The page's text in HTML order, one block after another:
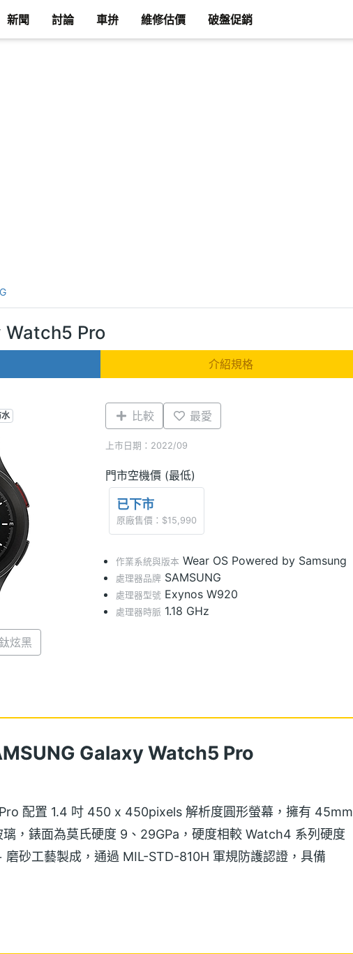
新聞 討論 車拚 維修估價 破盤促銷
Watch5 Pro
介紹規格
炫黑
比較 最愛
上市日期：2022/09
門市空機價 (最低)
已下市
原廠售價：$15,990
作業系統與版本 Wear OS Powered by Samsung
處理器品牌 SAMSUNG
處理器型號 Exynos W920
處理器時脈 1.18 GHz
Galaxy Watch5 Pro
配置 1.4 吋 450 x 450pixels 解析度圓形螢幕，擁有 45mm
，錶面為莫氏硬度 9、29GPa，硬度相較 Watch4 系列硬度
砂工藝製成，通過 MIL-STD-810H 軍規防護認證，具備
，可用於游泳、日常生活用水等場合，搭配 D 型磁扣運動錶